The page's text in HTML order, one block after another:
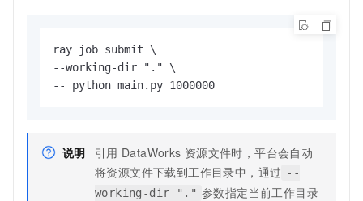
ray job submit \
--working-dir "." \
-- python main.py 1000000
说明 引用 DataWorks 资源文件时，平台会自动
将资源文件下载到工作目录中，通过 --
working-dir "." 参数指定当前工作目录